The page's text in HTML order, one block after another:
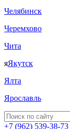
Челябинск
Черемхово
Чита
яЯкутск
Ялта
Ярославль
+7 (962) 539-38-73